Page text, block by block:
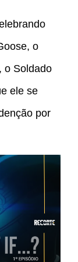
o
o Soldado
ele se
por